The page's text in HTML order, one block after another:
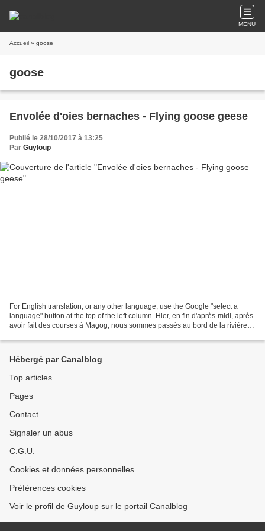
MENU
Accueil » goose
goose
Envolée d'oies bernaches - Flying goose geese
Publié le 28/10/2017 à 13:25
Par Guyloup
For English translation, or any other language, use the Google "select a
language" button at the top of the left column. Hier, en fin d'après-midi, après
avoir fait des courses à Magog, nous sommes passés au bord de la rivière
Hébergé par Canalblog
Top articles
Pages
Contact
Signaler un abus
C.G.U.
Cookies et données personnelles
Préférences cookies
Voir le profil de Guyloup sur le portail Canalblog